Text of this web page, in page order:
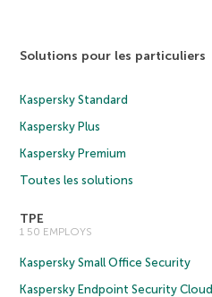
Solutions pour les particuliers
Kaspersky Standard
Kaspersky Plus
Kaspersky Premium
Toutes les solutions
TPE
1 50 EMPLOYS
Kaspersky Small Office Security
Kaspersky Endpoint Security Cloud